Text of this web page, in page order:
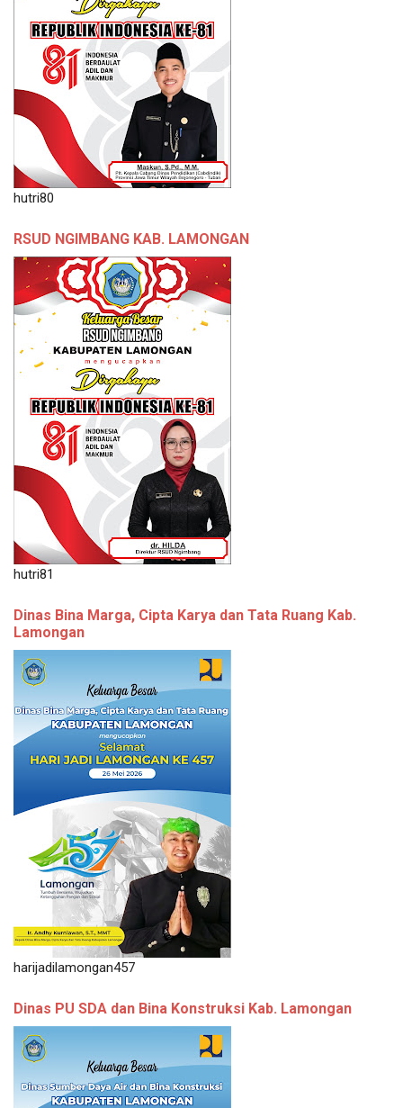
hutri80
RSUD NGIMBANG KAB. LAMONGAN
hutri81
Dinas Bina Marga, Cipta Karya dan Tata Ruang Kab.
Lamongan
harijadilamongan457
Dinas PU SDA dan Bina Konstruksi Kab. Lamongan